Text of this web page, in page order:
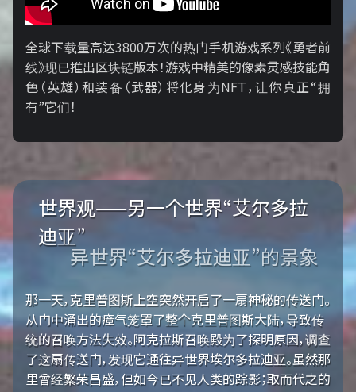
全球下载量高达3800万次的热门手机游戏系列《勇者前
线》现已推出区块链版本！游戏中精美的像素灵感技能角
色（英雄）和装备（武器）将化身为NFT，让你真正“拥
有”它们！
世界观——另一个世界“艾尔多拉
迪亚”
异世界“艾尔多拉迪亚”的景象
那一天，克里普图斯上空突然开启了一扇神秘的传送门。
从门中涌出的瘴气笼罩了整个克里普图斯大陆，导致传
统的召唤方法失效。阿克拉斯召唤殿为了探明原因，调查
了这扇传送门，发现它通往异世界埃尔多拉迪亚。虽然那
里曾经繁荣昌盛，但如今已不见人类的踪影；取而代之的